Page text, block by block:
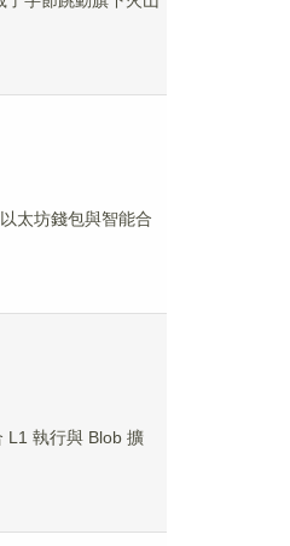
太坊錢包與智能合
L1 執行與 Blob 擴